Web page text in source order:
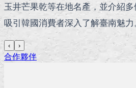
玉井芒果乾等在地名產，並介紹
吸引韓國消費者深入了解臺南魅力
‹ ›
合作夥伴